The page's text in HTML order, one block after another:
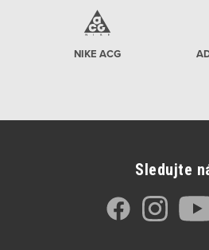
NIKE ACG
Sledujte